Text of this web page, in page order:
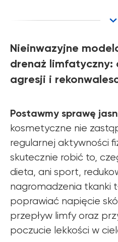
Nieinwazyjne
drenaż limfatyczny:
agresji i
Postawmy sprawę
kosmetyczne nie
regularnej aktywności
skutecznie robić to,
dieta, ani sport,
nagromadzenia tkanki
poprawiać napięcie
przepływ limfy oraz
poczucie lekkości w